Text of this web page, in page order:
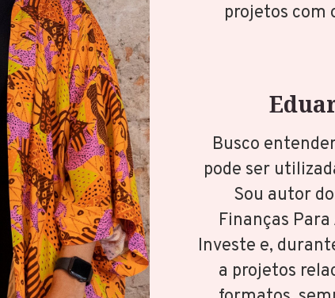
projetos com
Busco
pode ser
Sou autor
Finanças
Investe e,
a projetos